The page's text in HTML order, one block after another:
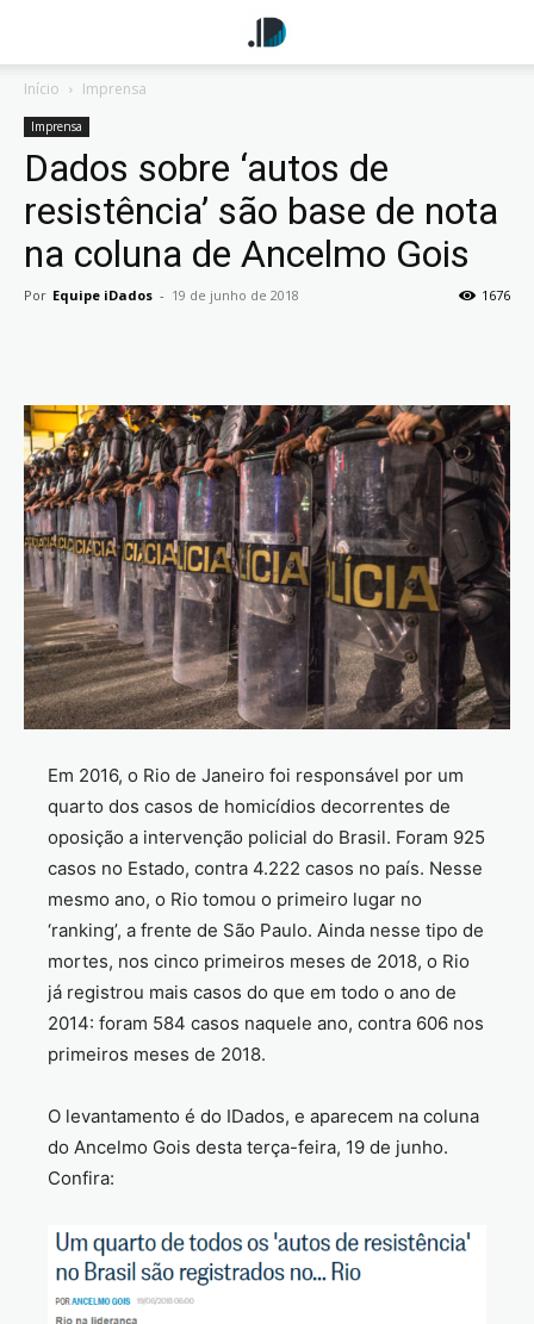
Início Imprensa
Imprensa
Dados sobre ‘autos de
resistência’ são base de nota
na coluna de Ancelmo Gois
Por Equipe iDados - 19 de junho de 2018 1676
Em 2016, o Rio de Janeiro foi responsável por um
quarto dos casos de homicídios decorrentes de
oposição a intervenção policial do Brasil. Foram 925
casos no Estado, contra 4.222 casos no país. Nesse
mesmo ano, o Rio tomou o primeiro lugar no
‘ranking’, a frente de São Paulo. Ainda nesse tipo de
mortes, nos cinco primeiros meses de 2018, o Rio
já registrou mais casos do que em todo o ano de
2014: foram 584 casos naquele ano, contra 606 nos
primeiros meses de 2018.
O levantamento é do IDados, e aparecem na coluna
do Ancelmo Gois desta terça-feira, 19 de junho.
Confira: